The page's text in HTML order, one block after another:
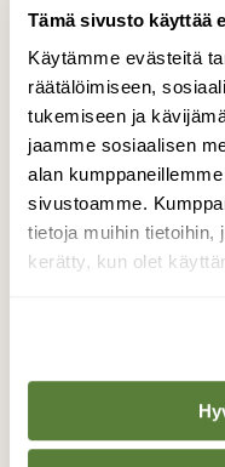
Tämä sivusto käyttää
Käytämme evästeitä
räätälöimiseen,
tukemiseen ja
jaamme sosiaalisen
alan
sivustoamme.
tietoja muihin tietoihin,
kerätty, kun olet
Tarkkailin
outoa
tietä oli
kottaraisia.
sivuilta
Valokuvaaja: